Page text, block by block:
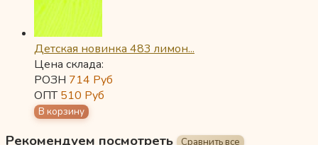
Детская новинка 483 лимон...
Цена склада:
РОЗН 714 Руб
ОПТ510 Руб
Рекомендуем посмотреть